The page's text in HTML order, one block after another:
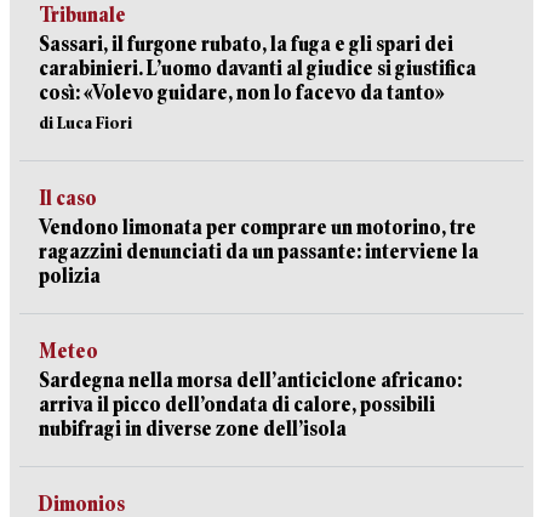
Tribunale
Sassari, il furgone rubato, la fuga e gli spari dei
carabinieri. L’uomo davanti al giudice si giustifica
così: «Volevo guidare, non lo facevo da tanto»
di Luca Fiori
Il caso
Vendono limonata per comprare un motorino, tre
ragazzini denunciati da un passante: interviene la
polizia
Meteo
Sardegna nella morsa dell’anticiclone africano:
arriva il picco dell’ondata di calore, possibili
nubifragi in diverse zone dell’isola
Dimonios